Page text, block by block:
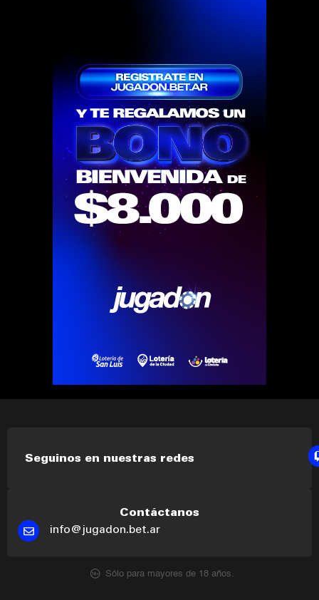
Seguinos en nuestras redes
Contáctanos
info@jugadon.bet.ar
Sólo para mayores de 18 años.